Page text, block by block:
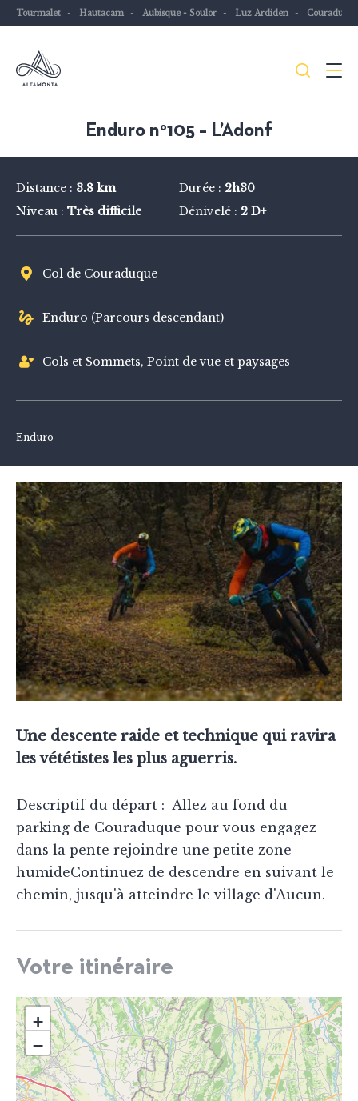
Tourmalet Hautacam Aubisque - Soulor Luz Ardiden
à
vélo
ou
VTT
Menu
Enduro n°105 – L’Adonf
Distance : 3.8 km Durée : 2h30
Niveau : Très difficile Dénivelé : 2 D+
Col de Couraduque
Enduro (Parcours descendant)
Cols et Sommets, Point de vue et paysages
Enduro
Une descente raide et technique qui ravira
les vététistes les plus aguerris.
Descriptif du départ : Allez au fond du
parking de Couraduque pour vous engagez
dans la pente rejoindre une petite zone
humideContinuez de descendre en suivant le
chemin, jusqu'à atteindre le village d'Aucun.
Votre itinéraire
+
−